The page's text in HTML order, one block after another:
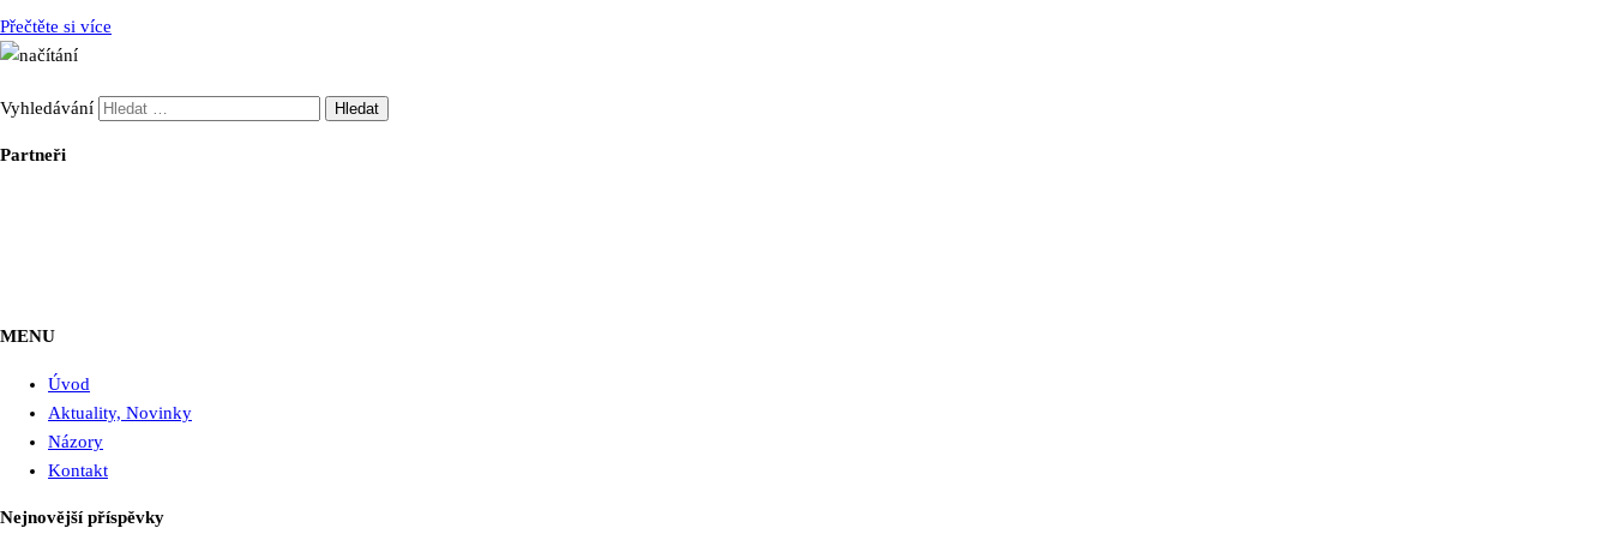
Přečtěte si více
Vyhledávání
Partneři
MENU
Úvod
Aktuality, Novinky
Názory
Kontakt
Nejnovější příspěvky